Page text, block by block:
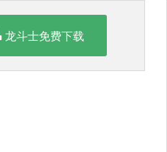
龙斗士免费下载